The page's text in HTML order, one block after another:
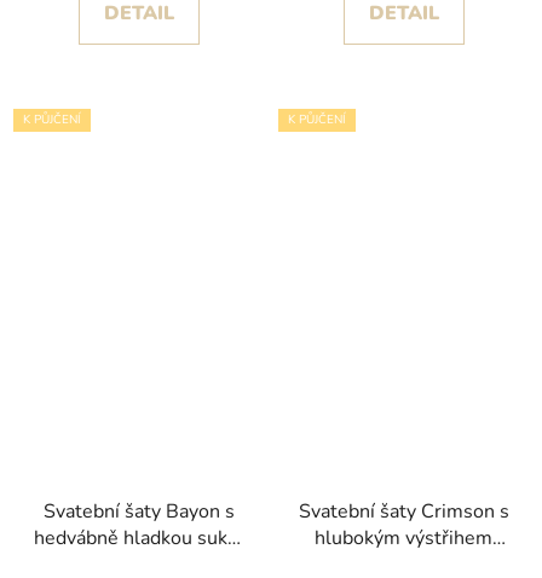
DETAIL DETAIL
K PŮJČENÍ
Svatební šaty Bayon s
hedvábně hladkou sukní
K PŮJČENÍ
Svatební šaty Crimson s
hlubokým výstřihem